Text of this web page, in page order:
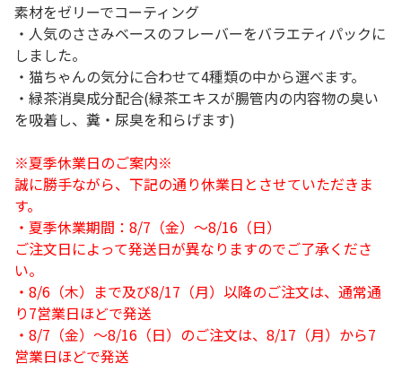
素材をゼリーでコーティング
・人気のささみベースのフレーバーをバラエティパックに
しました。
・猫ちゃんの気分に合わせて4種類の中から選べます。
・緑茶消臭成分配合(緑茶エキスが腸管内の内容物の臭い
を吸着し、糞・尿臭を和らげます)
※夏季休業日のご案内※
誠に勝手ながら、下記の通り休業日とさせていただきま
す。
・夏季休業期間：8/7（金）～8/16（日）
ご注文日によって発送日が異なりますのでご了承くださ
い。
・8/6（木）まで及び8/17（月）以降のご注文は、通常通
り7営業日ほどで発送
・8/7（金）～8/16（日）のご注文は、8/17（月）から7
営業日ほどで発送